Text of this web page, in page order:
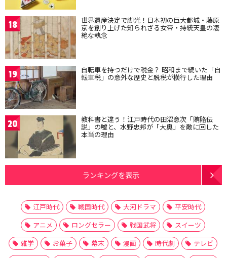
18 世界遺産決定で脚光！日本初の巨大都城・藤原
京を創り上げた知られざる女帝・持統天皇の凄
絶な執念
19 自転車を持つだけで税金？ 昭和まで続いた「自
転車税」の意外な歴史と脱税が横行した理由
20 教科書と違う！江戸時代の田沼意次「賄賂伝
説」の嘘と、水野忠邦が「大奥」を敵に回した
本当の理由
ランキングを表示
江戸時代 戦国時代 大河ドラマ
平安時代
アニメ
ロングセラー 戦国武将
スイーツ
雑学
お菓子 幕末 漫画 時代劇
テレビ